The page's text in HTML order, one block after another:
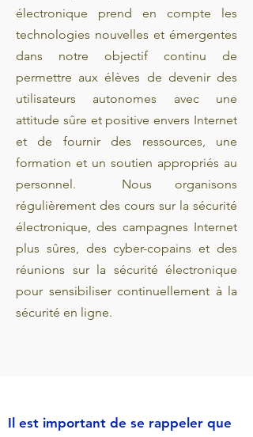
électronique prend en compte les
technologies nouvelles et émergentes
dans notre objectif continu de
permettre aux élèves de devenir des
utilisateurs autonomes avec une
attitude sûre et positive envers Internet
et de fournir des ressources, une
formation et un soutien appropriés au
personnel. Nous organisons
régulièrement des cours sur la sécurité
électronique, des campagnes Internet
plus sûres, des cyber-copains et des
réunions sur la sécurité électronique
pour sensibiliser continuellement à la
sécurité en ligne.
Il est important de se rappeler que